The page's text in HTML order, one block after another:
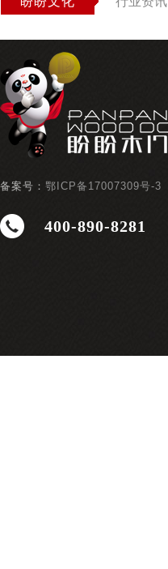
备案号： 鄂ICP备17007309号-3
400-890-8281